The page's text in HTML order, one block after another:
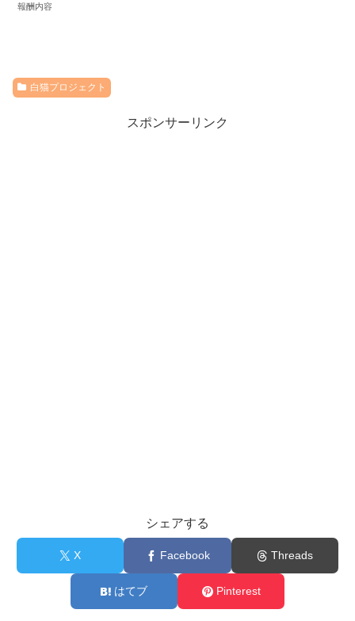
報酬内容
白猫プロジェクト
スポンサーリンク
シェアする
X Facebook Threads
はてブ Pinterest